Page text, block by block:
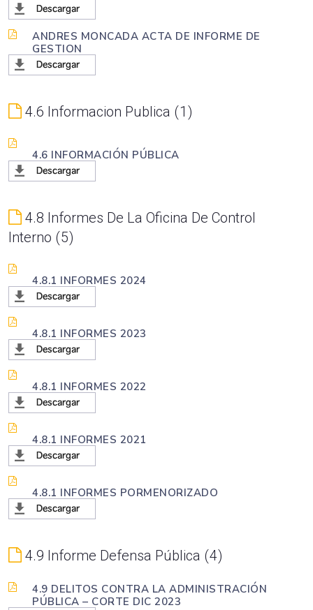
ANDRES MONCADA ACTA DE INFORME DE
GESTION
4.6 Informacion Publica 1
4.6 INFORMACIÓN PÚBLICA
4.8 Informes De La Oficina De Control
Interno
5
4.8.1 INFORMES 2024
4.8.1 INFORMES 2023
4.8.1 INFORMES 2022
4.8.1 INFORMES 2021
4.8.1 INFORMES PORMENORIZADO
4.9 Informe Defensa Pública 4
4.9 DELITOS CONTRA LA ADMINISTRACIÓN
PÚBLICA – CORTE DIC 2023